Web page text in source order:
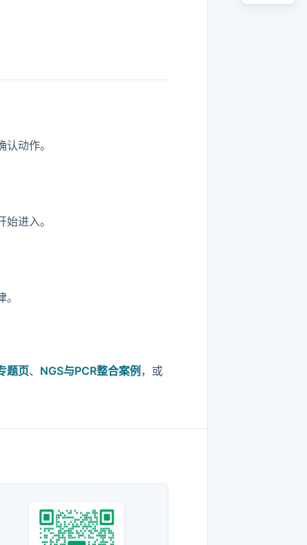
动作。
进入。
题页、 NGS与PCR整合案例 ，或